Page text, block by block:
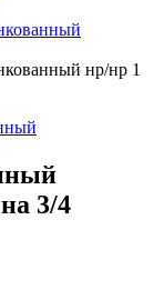
нр/нр 1
3/4